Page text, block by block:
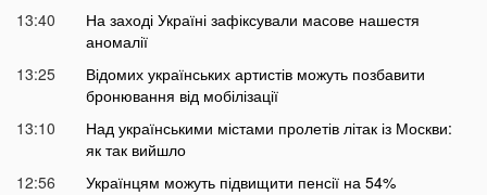
13:40
На заході Україні зафіксували масове нашестя
аномалії
13:25
Відомих українських артистів можуть позбавити
бронювання від мобілізації
13:10
Над українськими містами пролетів літак із Москви:
як так вийшло
12:56
Українцям можуть підвищити пенсії на 54%